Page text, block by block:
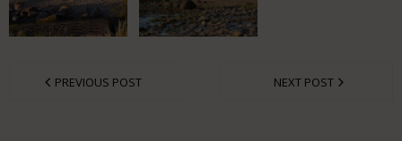
PREVIOUS POST NEXT POST